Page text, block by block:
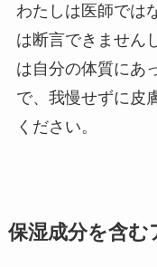
わたしは医師では
は断言できません
は自分の体質にあ
で、我慢せずに皮
ください。
保湿成分を含む